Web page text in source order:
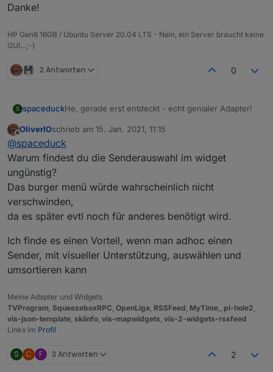
Danke!
HP Gen8 16GB / Ubuntu Server 20.04 LTS - Nein, ein Server braucht keine
GUI…;-)
2 Antworten 0
S spaceduckHe, gerade erst entdeckt - echt genialer Adapter!
Gleich mal was mir aufgefallen ist:
Die Auswahl der Sender sollte man in die
Config verlegen, finde ich im Widget etwas
Datenquelle Enigma2 Receiver wurde ja schon
würde!
OliverIOschrieb am 15. Jan. 2021, 11:15
zuletzt editiert von
@spaceduck
Warum findest du die Senderauswahl im widget
ungünstig?
Das burger menü würde wahrscheinlich nicht
verschwinden,
da es später evtl noch für anderes benötigt wird.
Ich finde es einen Vorteil, wenn man adhoc einen
Sender, mit visueller Unterstützung, auswählen und
umsortieren kann
Meine Adapter und Widgets
TVProgram SqueezeboxRPC OpenLiga RSSFeed MyTime pi-hole2
vis-json-template skiinfo vis-mapwidgets vis-2-widgets-rssfeed
Links im Profil
S C F 3 Antworten 2